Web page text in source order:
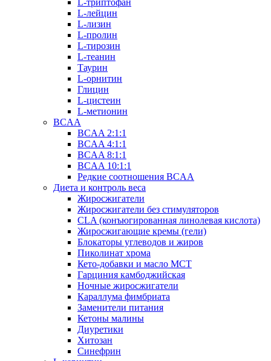
L-триптофан
L-лейцин
L-лизин
L-пролин
L-тирозин
L-теанин
Таурин
L-орнитин
Глицин
L-цистеин
L-метионин
BCAA
BCAA 2:1:1
BCAA 4:1:1
BCAA 8:1:1
BCAA 10:1:1
Редкие соотношения BCAA
Диета и контроль веса
Жиросжигатели
Жиросжигатели без стимуляторов
CLA (конъюгированная линолевая кислота)
Жиросжигающие кремы (гели)
Блокаторы углеводов и жиров
Пиколинат хрома
Кето-добавки и масло МСТ
Гарциния камбоджийская
Ночные жиросжигатели
Караллума фимбриата
Заменители питания
Кетоны малины
Диуретики
Хитозан
Синефрин